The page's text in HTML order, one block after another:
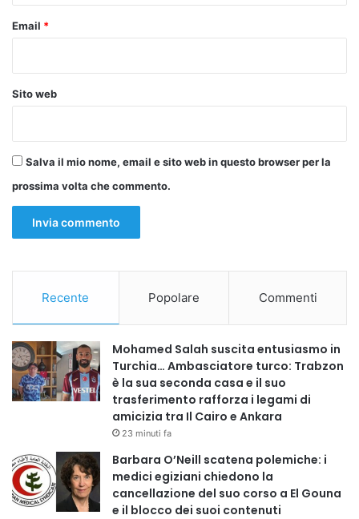
Email *
Sito web
Salva il mio nome, email e sito web in questo browser per la
prossima volta che commento.
Recente Popolare Commenti
Mohamed Salah suscita entusiasmo in
Turchia… Ambasciatore turco: Trabzon
è la sua seconda casa e il suo
trasferimento rafforza i legami di
amicizia tra Il Cairo e Ankara
23 minuti fa
Barbara O’Neill scatena polemiche: i
medici egiziani chiedono la
cancellazione del suo corso a El Gouna
e il blocco dei suoi contenuti